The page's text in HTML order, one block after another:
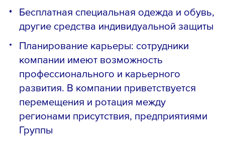
Бесплатная специальная одежда и обувь,
другие средства индивидуальной защиты
Планирование карьеры: сотрудники
компании имеют возможность
профессионального и карьерного
развития. В компании приветствуется
перемещения и ротация между
регионами присутствия, предприятиями
Группы